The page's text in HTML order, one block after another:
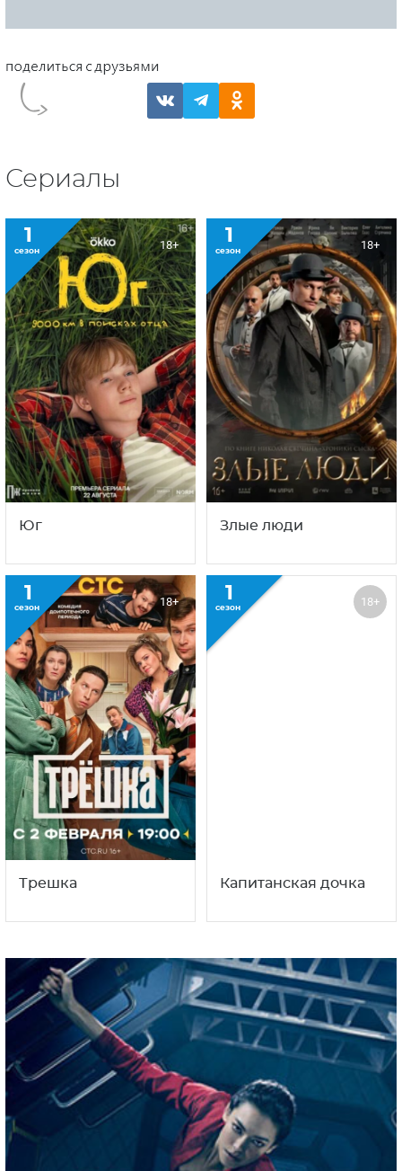
Сериалы
1
сезон 18+
Юг
1
сезон 18+
Злые люди
1
сезон 18+
Трешка
1
сезон 18+
Капитанская дочка